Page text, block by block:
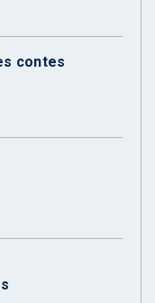
contes